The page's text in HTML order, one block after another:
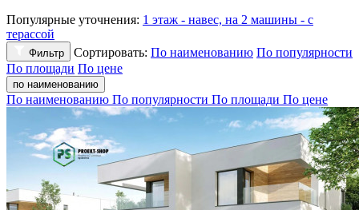
Популярные уточнения: 1 этаж - навес, на 2 машины - с
терассой
Фильтр Сортировать: По наименованию По популярности
По площади По цене
по наименованию
По наименованию По популярности По площади По цене